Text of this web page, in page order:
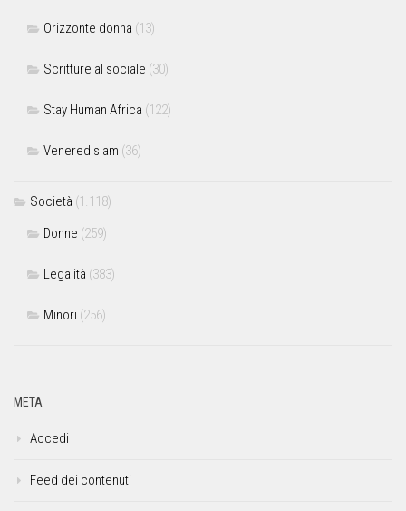
Orizzonte donna (13)
Scritture al sociale (30)
Stay Human Africa (122)
VeneredIslam (36)
Società (1.118)
Donne (259)
Legalità (383)
Minori (256)
META
Accedi
Feed dei contenuti